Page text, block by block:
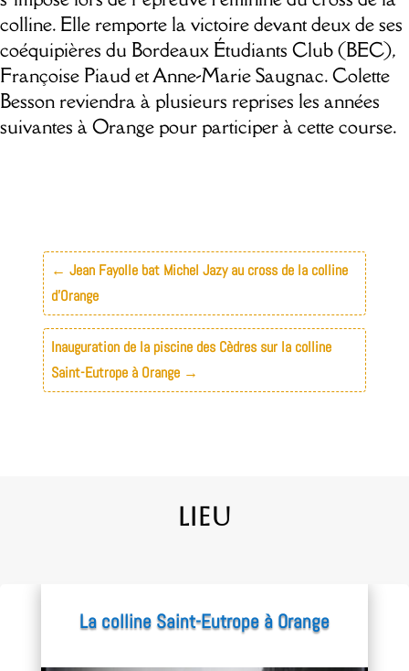
colline. Elle remporte la victoire devant deux de ses
coéquipières du Bordeaux Étudiants Club (BEC),
Françoise Piaud et Anne-Marie Saugnac. Colette
Besson reviendra à plusieurs reprises les années
suivantes à Orange pour participer à cette course.
← Jean Fayolle bat Michel Jazy au cross de la colline
d’Orange
Inauguration de la piscine des Cèdres sur la colline
Saint-Eutrope à Orange→
Lieu
La colline Saint-Eutrope à Orange